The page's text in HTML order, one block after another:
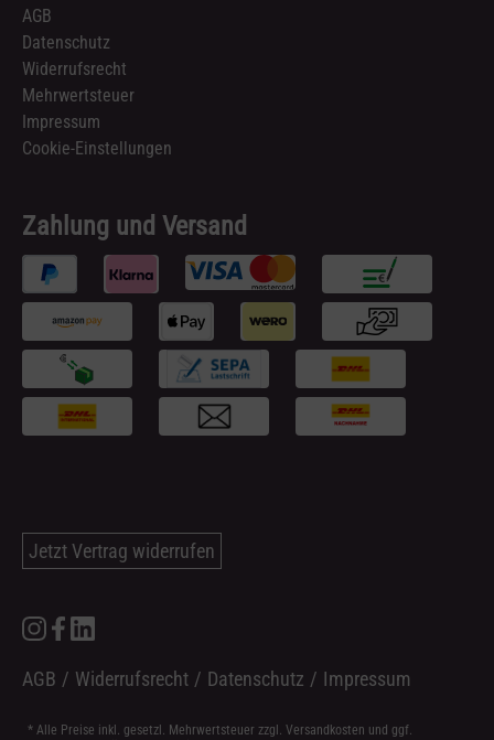
AGB
Datenschutz
Widerrufsrecht
Mehrwertsteuer
Impressum
Cookie-Einstellungen
Zahlung und Versand
Jetzt Vertrag widerrufen
AGB / Widerrufsrecht / Datenschutz / Impressum
* Alle Preise inkl. gesetzl. Mehrwertsteuer zzgl. Versandkosten und ggf.